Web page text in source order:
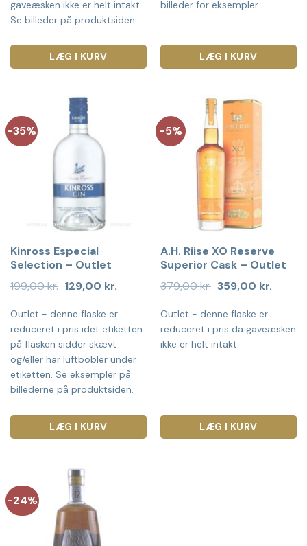
gaveæsken ikke er helt intakt.
Se billeder på produktsiden.
LÆG I KURV
billeder for eksempler.
LÆG I KURV
-35%
Kinross Especial
Selection – Outlet
199,00kr. Den
oprindelige
var:
199,00 kr..
129,00 kr.Den
er:
129,00 kr..
Outlet - denne flaske er
reduceret i pris idet etiketten
på flasken sidder skævt
og/eller har luftbobler under
etiketten. Se eksempler på
billederne på produktsiden.
LÆG I KURV
-5%
A.H. Riise XO Reserve
Superior Cask – Outlet
379,00kr. Den
oprindelige
pris
var:
379,00 kr..
359,00 kr.Den
Outlet - denne flaske er
reduceret i pris da gaveæsken
ikke er helt intakt.
LÆG I KURV
-24%